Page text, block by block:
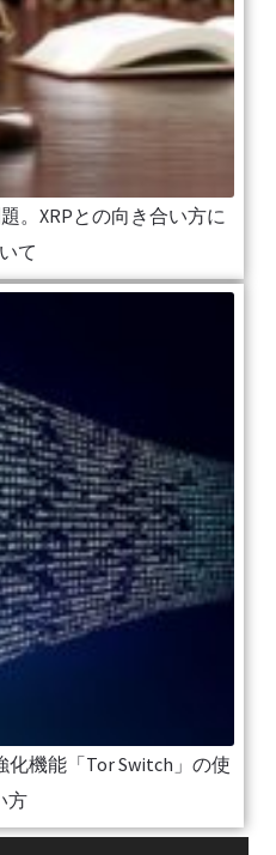
。XRPとの向き合い方に
て
化機能「Tor Switch」の使
方